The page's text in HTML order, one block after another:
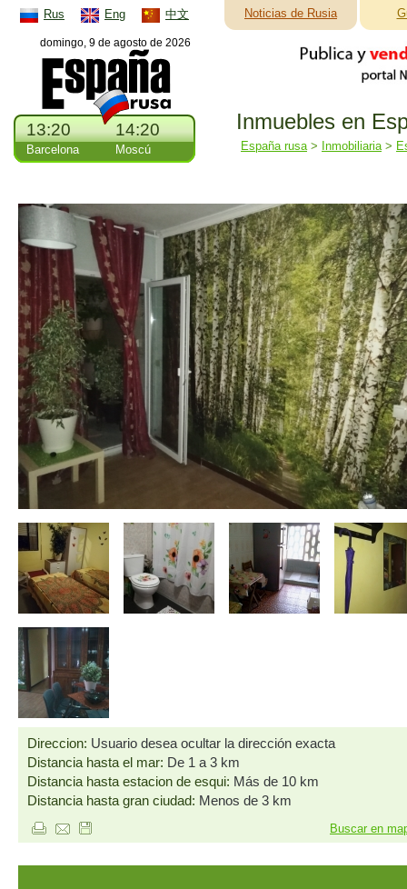
Rus Eng 中文 Noticias de Rusia
domingo, 9 de agosto de 2026
13:20
Barcelona
14:20
Moscú
Inmuebles en
España rusa> Inmobiliaria>
Direccion: Usuario desea ocultar la dirección exacta
Distancia hasta el mar: De 1 a 3 km
Distancia hasta estacion de esqui: Más de 10 km
Distancia hasta gran ciudad: Menos de 3 km
Buscar en